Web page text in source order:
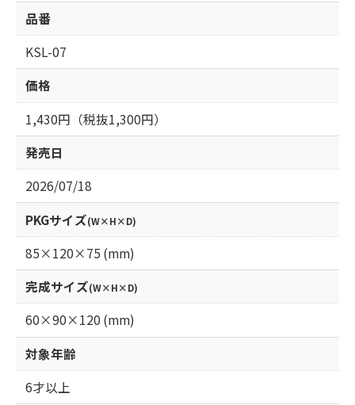
品番
KSL-07
価格
1,430円（税抜1,300円）
発売日
2026/07/18
PKGサイズ(W×H×D)
85×120×75 (mm)
完成サイズ(W×H×D)
60×90×120 (mm)
対象年齢
6才以上